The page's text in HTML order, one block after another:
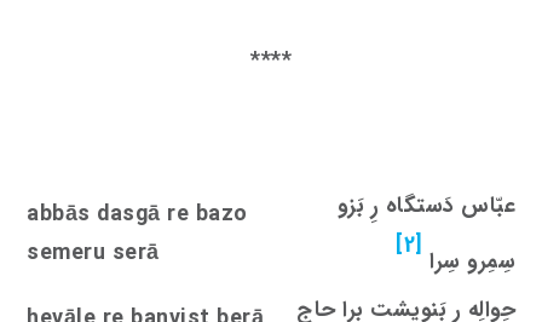
****
عبّاس دَستگاه رِ بَزو
سِمِرو سِرا [2]
abbās dasgā re bazo
semeru serā
حِوالِه رِ بَنویشت بِرا حاج